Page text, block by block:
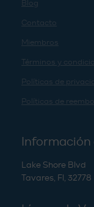
Blog
Contacto
Miembros
Términos y
Políticas de
Políticas de
Lake Shore Blvd
Tavares, Fl, 32778